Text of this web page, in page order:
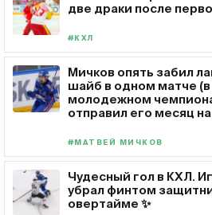
две драки после
#КХЛ
Мичков опять забил
шайб в одном матче (в
молодежном
отправил его месяц
#МАТВЕЙ МИЧКОВ
Чудесный гол в КХЛ.
убрал финтом
овертайме ✨